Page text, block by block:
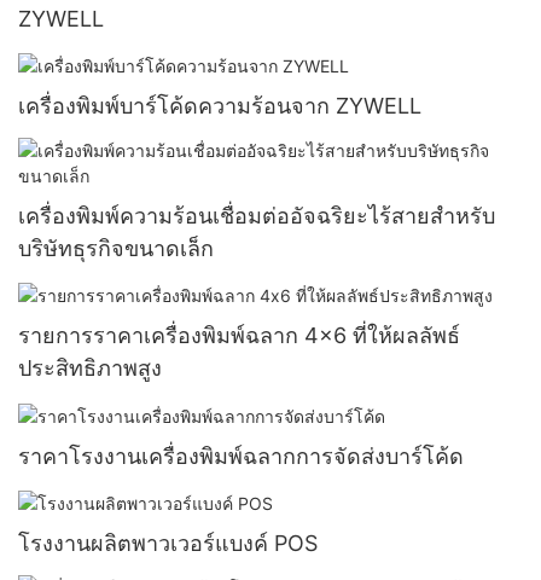
ZYWELL
เครื่องพิมพ์บาร์โค้ดความร้อนจาก ZYWELL
เครื่องพิมพ์ความร้อนเชื่อมต่ออัจฉริยะไร้สายสำหรับ
บริษัทธุรกิจขนาดเล็ก
รายการราคาเครื่องพิมพ์ฉลาก 4x6 ที่ให้ผลลัพธ์
ประสิทธิภาพสูง
ราคาโรงงานเครื่องพิมพ์ฉลากการจัดส่งบาร์โค้ด
โรงงานผลิตพาวเวอร์แบงค์ POS